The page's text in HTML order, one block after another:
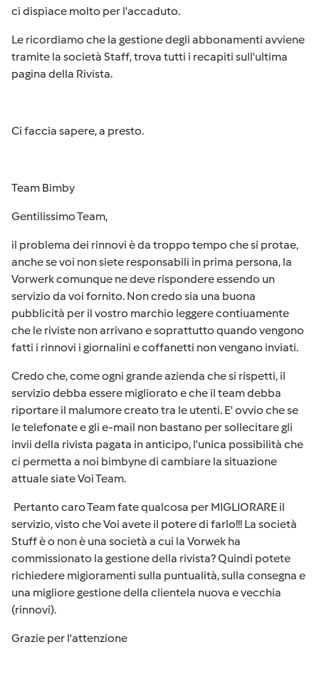
ci dispiace molto per l'accaduto.
Le ricordiamo che la gestione degli abbonamenti avviene
tramite la società Staff, trova tutti i recapiti sull'ultima
pagina della Rivista.
Ci faccia sapere, a presto.
Team Bimby
Gentilissimo Team,
il problema dei rinnovi è da troppo tempo che si protae,
anche se voi non siete responsabili in prima persona, la
Vorwerk comunque ne deve rispondere essendo un
servizio da voi fornito. Non credo sia una buona
pubblicità per il vostro marchio leggere contiuamente
che le riviste non arrivano e soprattutto quando vengono
fatti i rinnovi i giornalini e coffanetti non vengano inviati.
Credo che, come ogni grande azienda che si rispetti, il
servizio debba essere migliorato e che il team debba
riportare il malumore creato tra le utenti. E' ovvio che se
le telefonate e gli e-mail non bastano per sollecitare gli
invii della rivista pagata in anticipo, l'unica possibilità che
ci permetta a noi bimbyne di cambiare la situazione
attuale siate Voi Team.
Pertanto caro Team fate qualcosa per MIGLIORARE il
servizio, visto che Voi avete il potere di farlo!!! La società
Stuff è o non è una società a cui la Vorwek ha
commissionato la gestione della rivista? Quindi potete
richiedere migioramenti sulla puntualità, sulla consegna e
una migliore gestione della clientela nuova e vecchia
(rinnovi).
Grazie per l'attenzione